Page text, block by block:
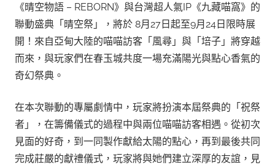
《晴空物語 – REBORN》與台灣超人氣IP《九藏喵窩》的
聯動盛典「晴空祭」，將於 8月27日起至9月24日限時展
開！來自亞甸大陸的喵喵訪客「風尋」與「培子」將穿越
而來，與玩家們在春玉城共度一場充滿陽光與點心香氣的
奇幻祭典。
在本次聯動的專屬劇情中，玩家將扮演本屆祭典的「祝祭
者」，在籌備儀式的過程中與兩位喵喵訪客相遇。從初次
見面的好奇，到一同製作獻給太陽的點心，再到最後共同
完成莊嚴的獻禮儀式，玩家將與她們建立深厚的友誼，見